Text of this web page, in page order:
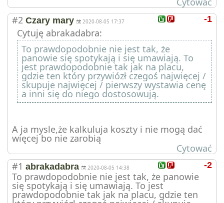
-1
#2 Czary mary 2020-08-05 17:37
Cytuję abrakadabra:
To prawdopodobnie nie jest tak, że
panowie się spotykają i się umawiają. To
jest prawdopodobnie tak jak na placu,
gdzie ten który przywiózł czegoś najwięcej /
skupuje najwięcej / pierwszy wystawia cenę
a inni się do niego dostosowują.
A ja mysle,że kalkuluja koszty i nie mogą dać
więcej bo nie zarobią
Cytować
-2
#1 abrakadabra 2020-08-05 14:38
To prawdopodobnie nie jest tak, że panowie
się spotykają i się umawiają. To jest
prawdopodobnie tak jak na placu, gdzie ten